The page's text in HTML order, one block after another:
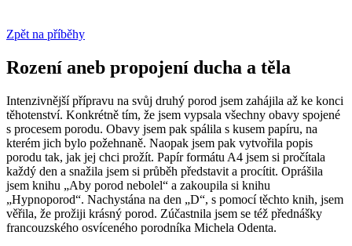
Zpět na příběhy
Rození aneb propojení ducha a těla
Intenzivnější přípravu na svůj druhý porod jsem zahájila až ke konci
těhotenství. Konkrétně tím, že jsem vypsala všechny obavy spojené
s procesem porodu. Obavy jsem pak spálila s kusem papíru, na
kterém jich bylo požehnaně. Naopak jsem pak vytvořila popis
porodu tak, jak jej chci prožít. Papír formátu A4 jsem si pročítala
každý den a snažila jsem si průběh představit a procítit. Oprášila
jsem knihu „Aby porod nebolel“ a zakoupila si knihu
„Hypnoporod“. Nachystána na den „D“, s pomocí těchto knih, jsem
věřila, že prožiji krásný porod. Zúčastnila jsem se též přednášky
francouzského osvíceného porodníka Michela Odenta.